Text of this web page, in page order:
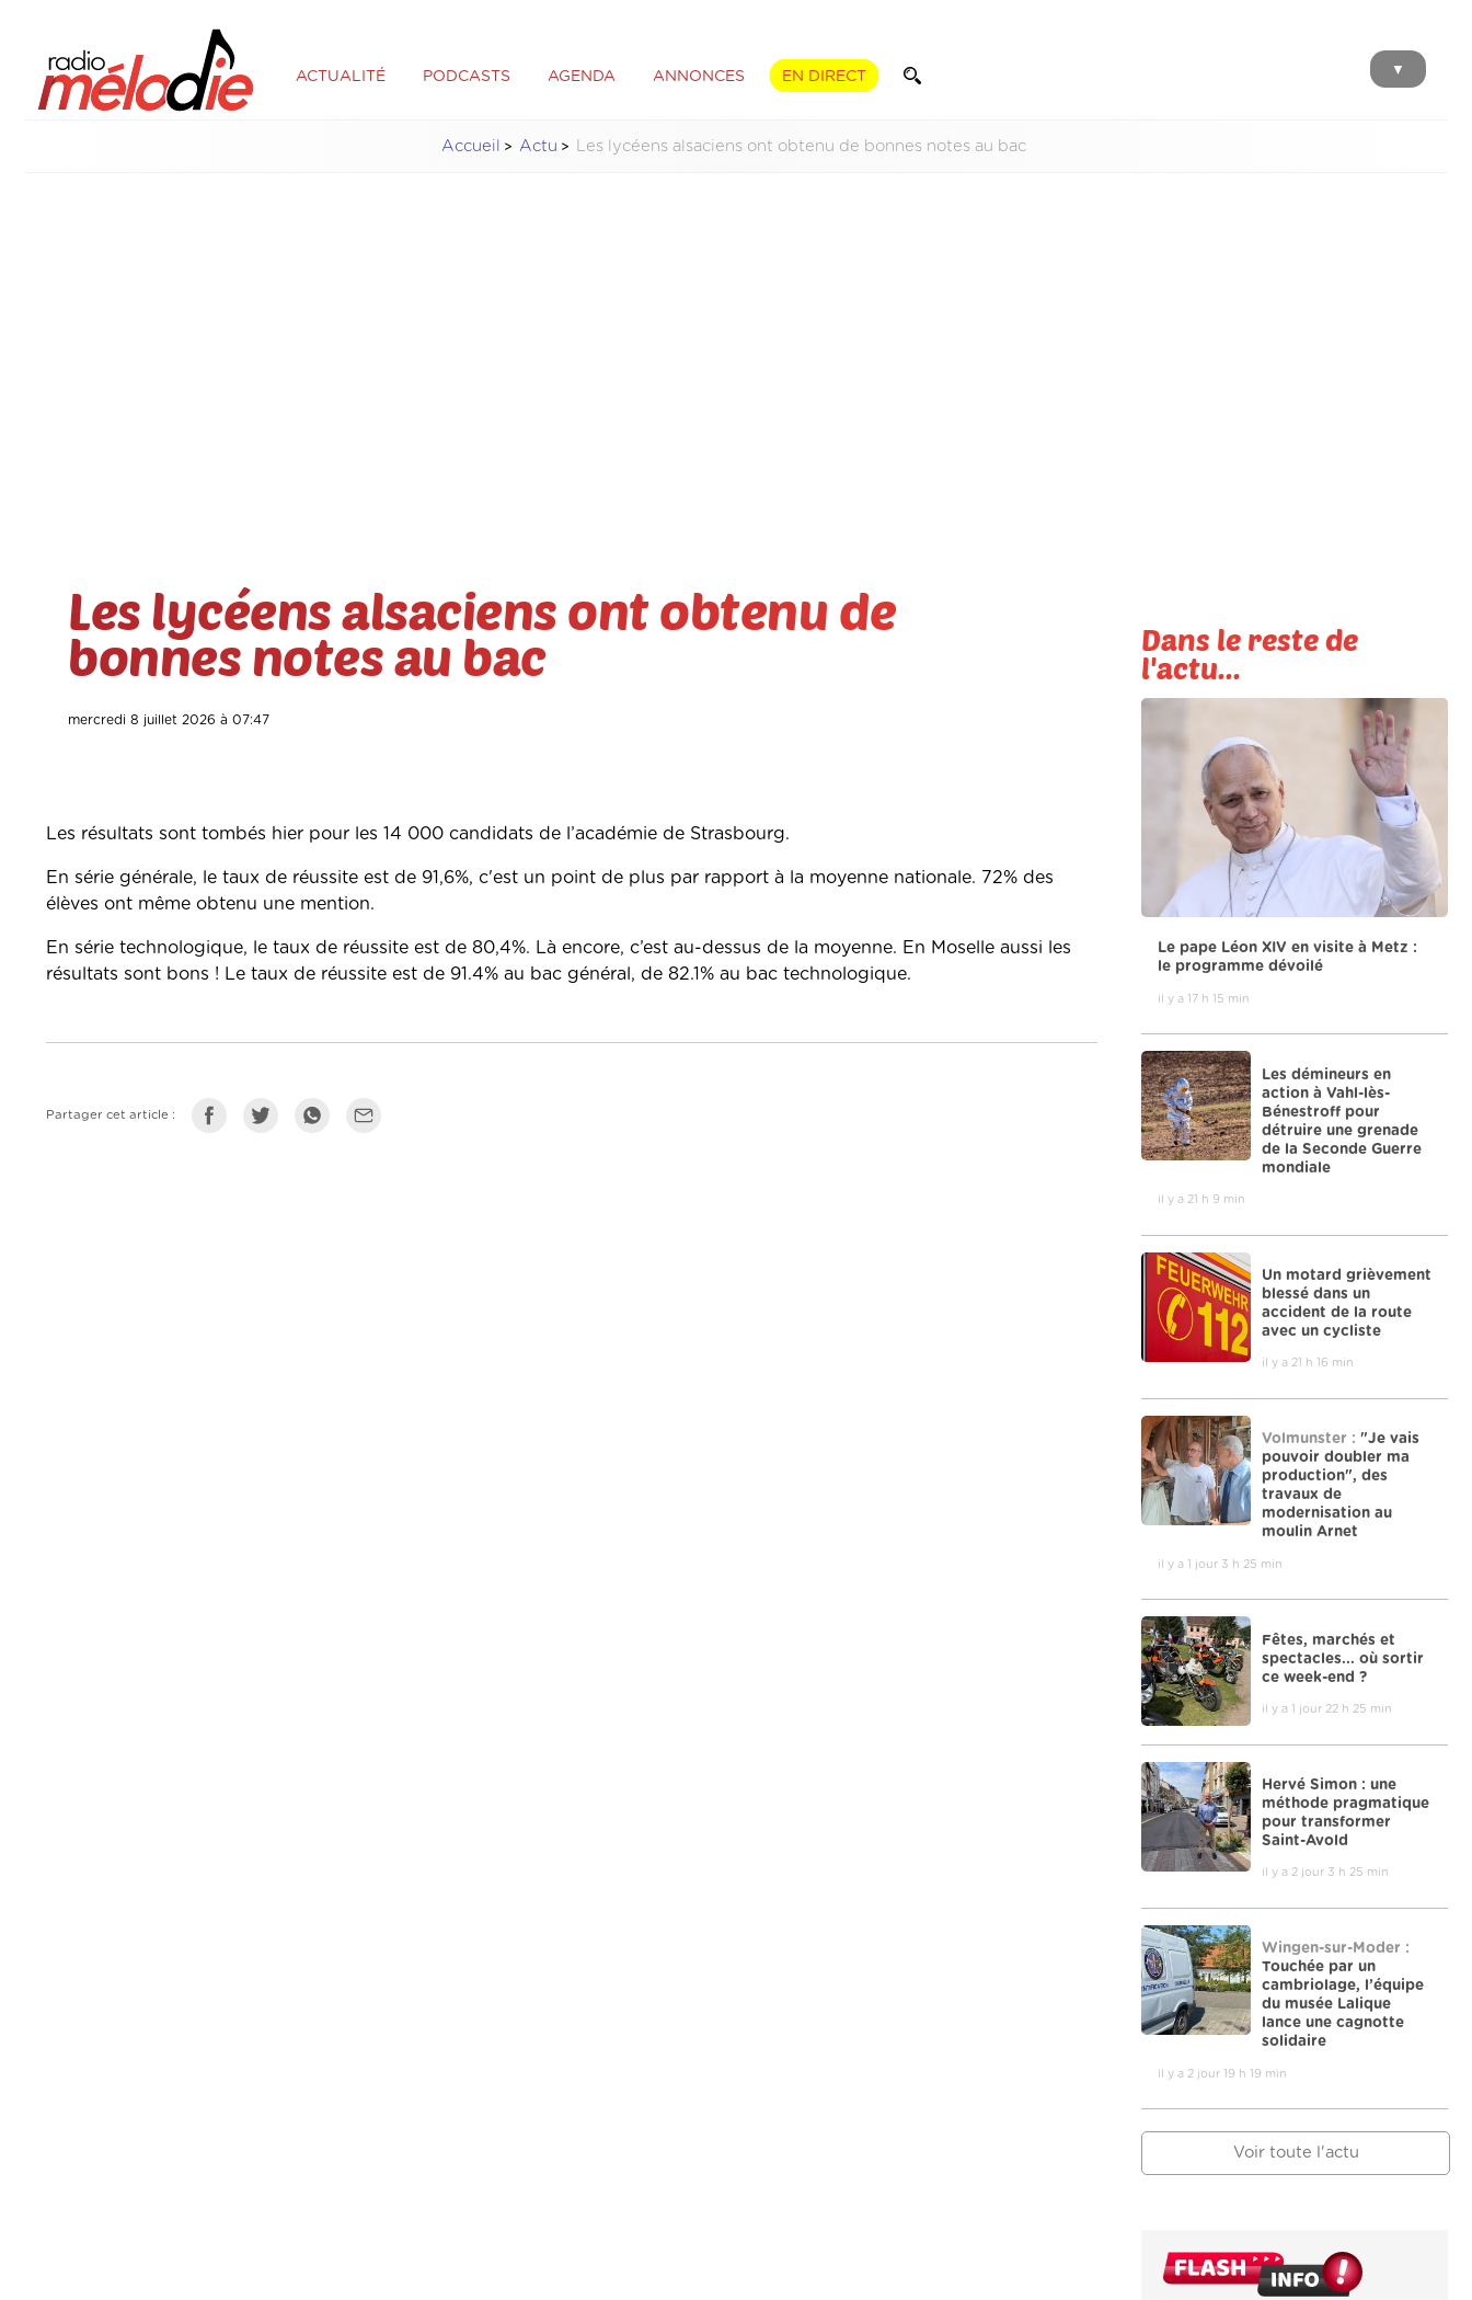
ACTUALITÉ PODCASTS AGENDA ANNONCES EN DIRECT ▼
Accueil Actu Les lycéens alsaciens ont obtenu de bonnes notes au bac
Les lycéens alsaciens ont obtenu de
bonnes notes au bac
mercredi 8 juillet 2026 à 07:47
Les résultats sont tombés hier pour les 14 000 candidats de l’académie de Strasbourg.
En série générale, le taux de réussite est de 91,6%, c'est un point de plus par rapport à la moyenne nationale. 72% des
élèves ont même obtenu une mention.
En série technologique, le taux de réussite est de 80,4%. Là encore, c’est au-dessus de la moyenne. En Moselle aussi les
résultats sont bons ! Le taux de réussite est de 91.4% au bac général, de 82.1% au bac technologique.
Partager cet article :
Dans le reste de
l'actu...
Le pape Léon XIV en visite à Metz :
le programme dévoilé
il y a 17 h 15 min
Les démineurs en
action à Vahl-lès-
Bénestroff pour
détruire une grenade
de la Seconde Guerre
mondiale
il y a 21 h 9 min
Un motard grièvement
blessé dans un
accident de la route
avec un cycliste
il y a 21 h 16 min
Volmunster : "Je vais
pouvoir doubler ma
production", des
travaux de
modernisation au
moulin Arnet
il y a 1 jour 3 h 25 min
Fêtes, marchés et
spectacles... où sortir
ce week-end ?
il y a 1 jour 22 h 25 min
Hervé Simon : une
méthode pragmatique
pour transformer
Saint-Avold
il y a 2 jour 3 h 25 min
Wingen-sur-Moder :
Touchée par un
cambriolage, l’équipe
du musée Lalique
lance une cagnotte
solidaire
il y a 2 jour 19 h 19 min
Voir toute l'actu